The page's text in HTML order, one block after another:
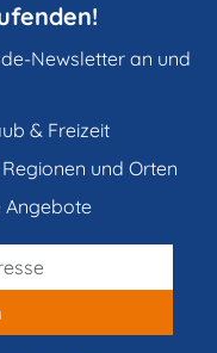
Newsletter an und
& Freizeit
und Orten
Angebote